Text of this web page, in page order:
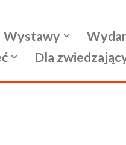
Wystawy
Dla